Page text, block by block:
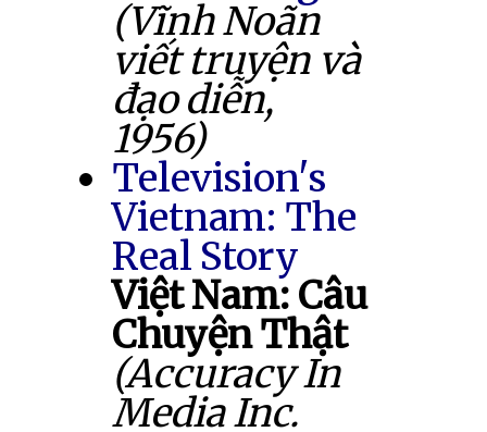
(Vĩnh Noãn
viết truyện và
đạo diễn,
1956)
Television's
Vietnam: The
Real Story
Việt Nam: Câu
Chuyện Thật
(Accuracy In
Media Inc.